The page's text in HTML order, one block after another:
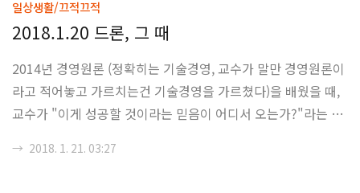
할 수 있었던, 좀 더 자기 중심적이고, 자기 방어적인 형태의 인
간 관계를 추구하게 되어버렸다. 그리고, 그 선택에 대해서 후회
를 하지는 않는다. 시간은 나를 변하게 하였으니. 2. 고등학교 3
학년과 재수기간은 정말 내 인생에 충실했던 기간이었다. (대학
교에 가면 ..
일상생활/끄적끄적
2018.1.20 드론, 그 때
2014년 경영원론 (정확히는 기술경영, 교수가 말만 경영원론이
라고 적어놓고 가르치는건 기술경영을 가르쳤다)을 배웠을 때,
교수가 "이게 성공할 것이라는 믿음이 어디서 오는가?"라는 말
Prime Air의 영상이 그것이었다. 사실 그 당시, 특히 2014년도
→ 2018. 1. 21. 03:27